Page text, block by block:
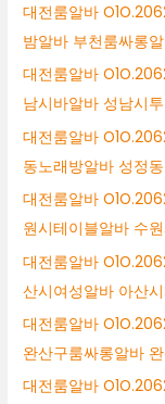
대전룸알바
밤알바 부천룸싸롱
대전룸알바
남시바알바 성남시
대전룸알바
동노래방알바 성정
대전룸알바
원시테이블알바 수
대전룸알바
산시여성알바 아산
대전룸알바
완산구룸싸롱알바
대전룸알바